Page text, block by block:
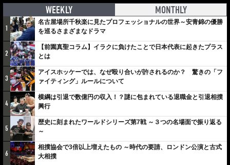
WEEKLY MONTHLY
1
名古屋場所千秋楽に見たプロフェッショナルの世界～安青錦の優勝
を巡るさまざまなドラマ
2
【前園真聖コラム】イラクに負けたことで日本代表に起きたプラス
とは
3
アイスホッケーでは、なぜ殴り合いが許されるのか？ 驚きの「フ
ァイティング」ルールについて
4
横綱は引退で数億円の収入！？謎に包まれている退職金と引退相撲
興行
5
歴史に刻まれたワールドシリーズ第7戦 ～３つの名場面で振り返る
～
6
相撲協会で3倍以上増えたもの ～時代の要請、ロンドン公演と古式
大相撲